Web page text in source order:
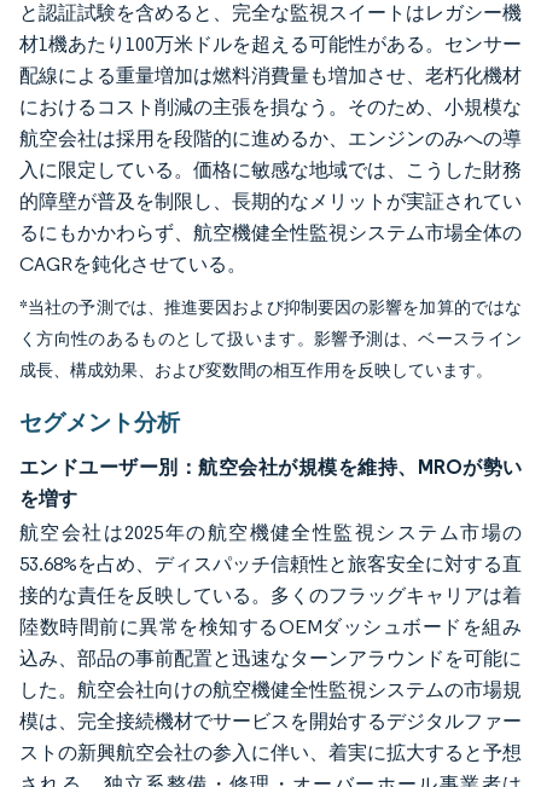
と認証試験を含めると、完全な監視スイートはレガシー機
材1機あたり100万米ドルを超える可能性がある。センサー
配線による重量増加は燃料消費量も増加させ、老朽化機材
におけるコスト削減の主張を損なう。そのため、小規模な
航空会社は採用を段階的に進めるか、エンジンのみへの導
入に限定している。価格に敏感な地域では、こうした財務
的障壁が普及を制限し、長期的なメリットが実証されてい
るにもかかわらず、航空機健全性監視システム市場全体の
CAGRを鈍化させている。
*当社の予測では、推進要因および抑制要因の影響を加算的ではな
く方向性のあるものとして扱います。影響予測は、ベースライン
成長、構成効果、および変数間の相互作用を反映しています。
セグメント分析
エンドユーザー別：航空会社が規模を維持、MROが勢い
を増す
航空会社は2025年の航空機健全性監視システム市場の
53.68%を占め、ディスパッチ信頼性と旅客安全に対する直
接的な責任を反映している。多くのフラッグキャリアは着
陸数時間前に異常を検知するOEMダッシュボードを組み
込み、部品の事前配置と迅速なターンアラウンドを可能に
した。航空会社向けの航空機健全性監視システムの市場規
模は、完全接続機材でサービスを開始するデジタルファー
ストの新興航空会社の参入に伴い、着実に拡大すると予想